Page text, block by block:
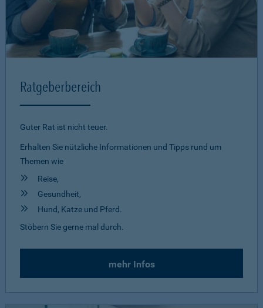
Ratgeberbereich
Guter Rat ist nicht teuer.
Erhalten Sie nützliche Informationen und Tipps rund um
Themen wie
Reise,
Gesundheit,
Hund, Katze und Pferd.
Stöbern Sie gerne mal durch.
mehr Infos